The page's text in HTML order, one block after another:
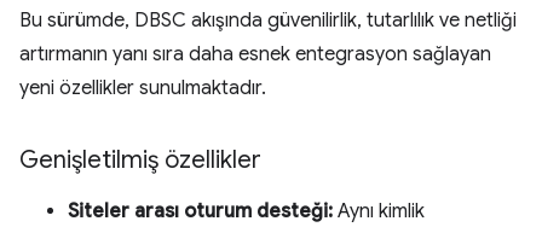
Bu sürümde, DBSC akışında güvenilirlik, tutarlılık ve netliği
artırmanın yanı sıra daha esnek entegrasyon sağlayan
yeni özellikler sunulmaktadır.
Genişletilmiş özellikler
Siteler arası oturum desteği: Aynı kimlik